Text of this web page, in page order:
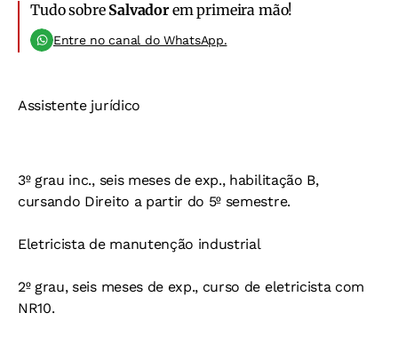
Tudo sobre Salvadorem primeira mão!
Entre no canal do WhatsApp.
Assistente jurídico
3º grau inc., seis meses de exp., habilitação B,
cursando Direito a partir do 5º semestre.
Eletricista de manutenção industrial
2º grau, seis meses de exp., curso de eletricista com
NR10.